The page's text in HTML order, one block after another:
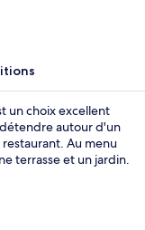
un choix excellent
détendre autour d'un
Au menu
terrasse et un jardin.